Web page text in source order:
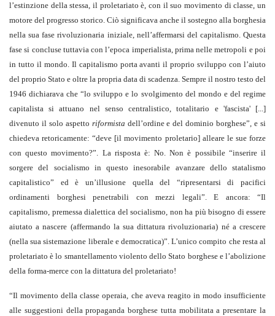
l’estinzione della stessa, il proletariato è, con il suo movimento di classe, un
motore del progresso storico. Ciò significava anche il sostegno alla borghesia
nella sua fase rivoluzionaria iniziale, nell’affermarsi del capitalismo. Questa
fase si concluse tuttavia con l’epoca imperialista, prima nelle metropoli e poi
in tutto il mondo. Il capitalismo porta avanti il proprio sviluppo con l’aiuto
del proprio Stato e oltre la propria data di scadenza. Sempre il nostro testo del
1946 dichiarava che “lo sviluppo e lo svolgimento del mondo e del regime
capitalista si attuano nel senso centralistico, totalitario e 'fascista' [...]
divenuto il solo aspetto riformista dell’ordine e del dominio borghese”, e si
chiedeva retoricamente: “deve [il movimento proletario] alleare le sue forze
con questo movimento?”. La risposta è: No. Non è possibile “inserire il
sorgere del socialismo in questo inesorabile avanzare dello statalismo
capitalistico” ed è un’illusione quella del “ripresentarsi di pacifici
ordinamenti borghesi penetrabili con mezzi legali”. E ancora: “Il
capitalismo, premessa dialettica del socialismo, non ha più bisogno di essere
aiutato a nascere (affermando la sua dittatura rivoluzionaria) né a crescere
(nella sua sistemazione liberale e democratica)”. L’unico compito che resta al
proletariato è lo smantellamento violento dello Stato borghese e l’abolizione
della forma-merce con la dittatura del proletariato!
“Il movimento della classe operaia, che aveva reagito in modo insufficiente
alle suggestioni della propaganda borghese tutta mobilitata a presentare la